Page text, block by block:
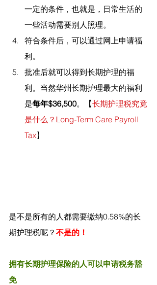
一定的条件，也就是，日常生活的
一些活动需要别人照理。
符合条件后，可以通过网上申请福
利。
批准后就可以得到长期护理的福
利。当然华州长期护理最大的福利
是每年$36,500。【长期护理税究竟
是什么？Long-Term Care Payroll
Tax】
是不是所有的人都需要缴纳0.58%的长
期护理税呢？ 不是的！
拥有长期护理保险的人可以申请税务豁
免